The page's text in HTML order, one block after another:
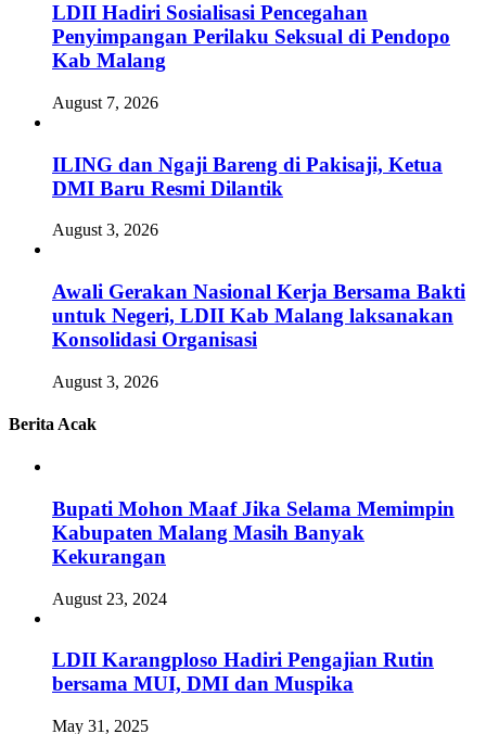
LDII Hadiri Sosialisasi Pencegahan
Penyimpangan Perilaku Seksual di Pendopo
Kab Malang
August 7, 2026
ILING dan Ngaji Bareng di Pakisaji, Ketua
DMI Baru Resmi Dilantik
August 3, 2026
Awali Gerakan Nasional Kerja Bersama Bakti
untuk Negeri, LDII Kab Malang laksanakan
Konsolidasi Organisasi
August 3, 2026
Berita Acak
Bupati Mohon Maaf Jika Selama Memimpin
Kabupaten Malang Masih Banyak
Kekurangan
August 23, 2024
LDII Karangploso Hadiri Pengajian Rutin
bersama MUI, DMI dan Muspika
May 31, 2025